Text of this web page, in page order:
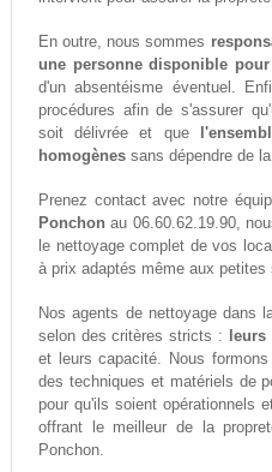
En outre, nous sommes
une personne disponible
d'un absentéisme éventuel.
procédures afin de s'assurer
soit délivrée et que
homogènessans dépendre de
Prenez contact avec notre
Ponchon au 06.60.62.19.90,
le nettoyage complet de vos
à prix adaptés même aux petites
Nos agents de nettoyage dans
selon des critères stricts :
et leurs capacité. Nous formons
des techniques et matériels de
pour qu'ils soient opérationnels
offrant le meilleur de la
Ponchon.